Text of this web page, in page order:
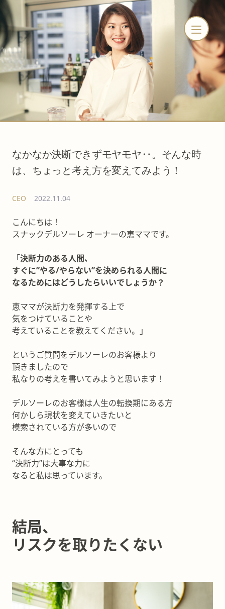
なかなか決断できずモヤモヤ‥。そんな時
は、ちょっと考え方を変えてみよう！
CEO 2022.11.04
こんにちは！
スナックデルソーレ オーナーの恵ママです。
「決断力のある人間、
すぐに”やる/やらない”を決められる人間に
なるためにはどうしたらいいでしょうか？
恵ママが決断力を発揮する上で
気をつけていることや
考えていることを教えてください。」
というご質問をデルソーレのお客様より
頂きましたので
私なりの考えを書いてみようと思います！
デルソーレのお客様は人生の転換期にある方
何かしら現状を変えていきたいと
模索されている方が多いので
そんな方にとっても
“決断力”は大事な力に
なると私は思っています。
結局、
リスクを取りたくない